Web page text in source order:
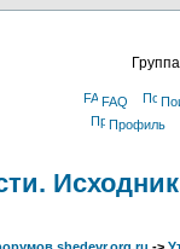
FAQ
Профиль